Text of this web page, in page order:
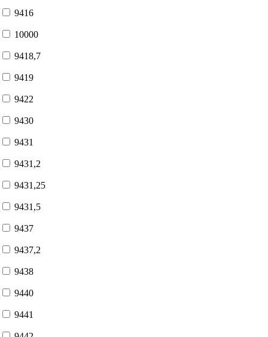
9416
10000
9418,7
9419
9422
9430
9431
9431,2
9431,25
9431,5
9437
9437,2
9438
9440
9441